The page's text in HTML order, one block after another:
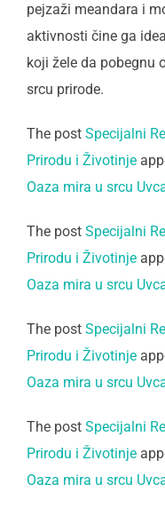
pejzaži meandara i
aktivnosti čine ga
koji žele da pobegnu
srcu prirode.
The post Specijalni
Prirodu i Životinje
Oaza mira u srcu
The post Specijalni
Prirodu i Životinje
Oaza mira u srcu
The post Specijalni
Prirodu i Životinje
Oaza mira u srcu
The post Specijalni
Prirodu i Životinje
Oaza mira u srcu